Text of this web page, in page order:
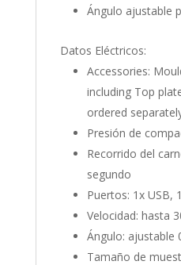
Ángulo ajustable
Datos Eléctricos:
Accessories:
including Top
ordered
Presión de
Recorrido del
segundo
Puertos: 1x USB,
Velocidad: hasta
Ángulo: ajustable
Tamaño de